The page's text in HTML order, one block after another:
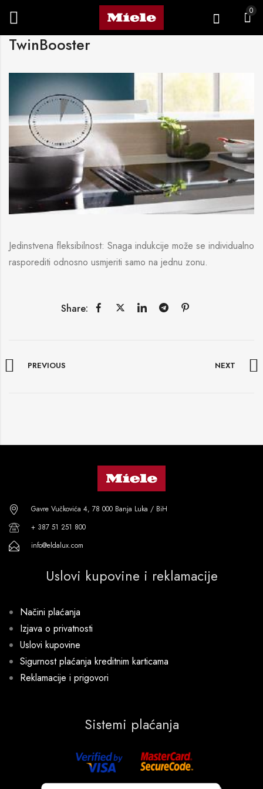
0
TwinBooster
Jedinstvena fleksibilnost: Snaga indukcije može se individualno
rasporediti odnosno usmjeriti samo na jednu zonu.
Share:
PREVIOUS NEXT
Gavre Vučkovića 4, 78 000 Banja Luka / BiH
+ 387 51 251 800
info@eldalux.com
Uslovi kupovine i reklamacije
Načini plaćanja
Izjava o privatnosti
Uslovi kupovine
Sigurnost plaćanja kreditnim karticama
Reklamacije i prigovori
Sistemi plaćanja